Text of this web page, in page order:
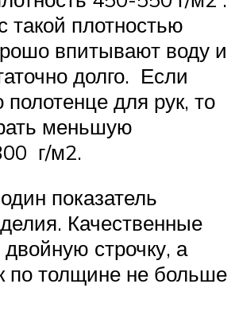
такой плотностью
впитывают воду и
долго. Если
для рук, то
меньшую
г/м2.
показатель
Качественные
строчку, а
по толщине не больше